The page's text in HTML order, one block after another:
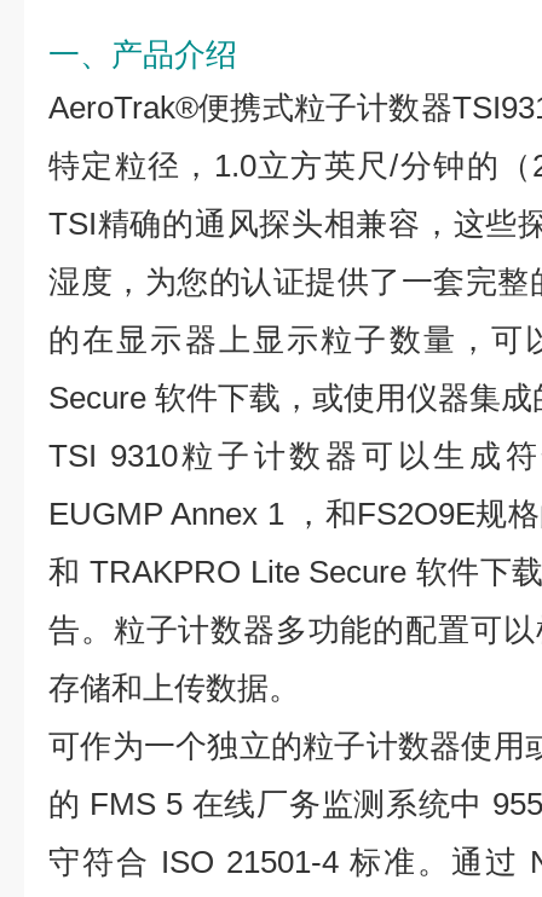
一、产品介绍
AeroTrak®便携式粒子计数器
特定粒径，1.0立方英尺/分钟的
TSI精确的通风探头相兼容，这些
湿度，为您的认证提供了一套完
的在显示器上显示粒子数量，可
Secure 软件下载，或使用仪器集
TSI 9310粒子计数器可以生成符
EUGMP Annex 1 ，和FS2O9E规
和 TRAKPRO Lite Secure 软件下
告。粒子计数器多功能的配置可
存储和上传数据。
可作为一个独立的粒子计数器使用
的 FMS 5 在线厂务监测系统中
守符合 ISO 21501-4 标准。通过